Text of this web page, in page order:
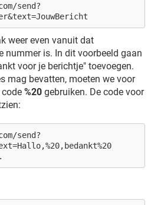
send?
weer even vanuit dat
nummer is. In dit voorbeeld gaan
voor je berichtje" toevoegen.
mag bevatten, moeten we voor
%20 gebruiken. De code voor
send?